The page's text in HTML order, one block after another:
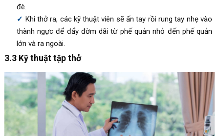
đè.
Khi thở ra, các kỹ thuật viên sẽ ấn tay rồi rung tay nhẹ vào
thành ngực để đẩy đờm dãi từ phế quản nhỏ đến phế quản
lớn và ra ngoài.
3.3 Kỹ thuật tập thở